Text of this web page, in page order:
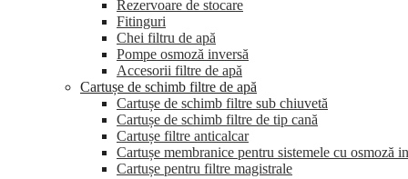
Rezervoare de stocare
Fitinguri
Chei filtru de apă
Pompe osmoză inversă
Accesorii filtre de apă
Cartușe de schimb filtre de apă
Cartușe de schimb filtre sub chiuvetă
Cartușe de schimb filtre de tip cană
Cartușe filtre anticalcar
Cartușe membranice pentru sistemele cu osmoză
Cartușe pentru filtre magistrale